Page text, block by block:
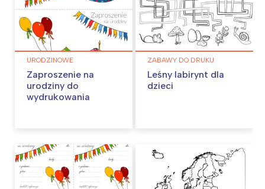
URODZINOWE
Zaproszenie na
urodziny do
wydrukowania
ZABAWY DO DRUKU
Leśny labirynt dla
dzieci